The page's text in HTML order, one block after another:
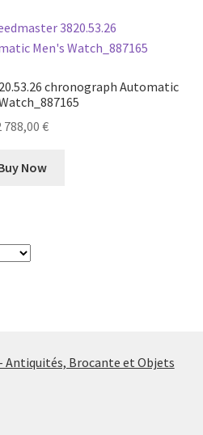
chronograph Automatic
788,00 €
Now
Antiquités, Brocante et Objets